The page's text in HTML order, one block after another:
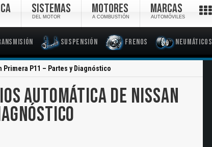
Suspensión Frenos Neumáticos
SISTEMAS
DEL MOTOR
MOTORES
A COMBUSTIÓN
MARCAS
AUTOMÓVILES
Primera P11 – Partes y Diagnóstico
AUTOMÁTICA DE NISSAN